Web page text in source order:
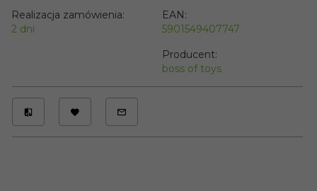
Realizacja zamówienia:
2 dni
EAN:
5901549407747
Producent:
boss of toys